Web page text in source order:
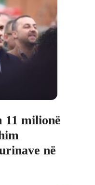
11 milionë
në